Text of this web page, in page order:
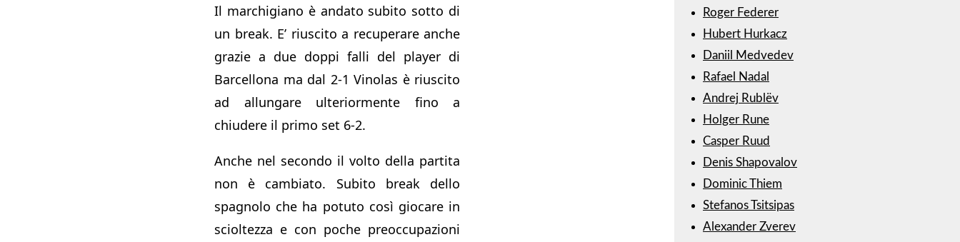
Il marchigiano è andato subito sotto di
un break. E’ riuscito a recuperare anche
grazie a due doppi falli del player di
Barcellona ma dal 2-1 Vinolas è riuscito
ad allungare ulteriormente fino a
chiudere il primo set 6-2.
Anche nel secondo il volto della partita
non è cambiato. Subito break dello
spagnolo che ha potuto così giocare in
scioltezza e con poche preoccupazioni
Roger Federer
Hubert Hurkacz
Daniil Medvedev
Rafael Nadal
Andrej Rublëv
Holger Rune
Casper Ruud
Denis Shapovalov
Dominic Thiem
Stefanos Tsitsipas
Alexander Zverev